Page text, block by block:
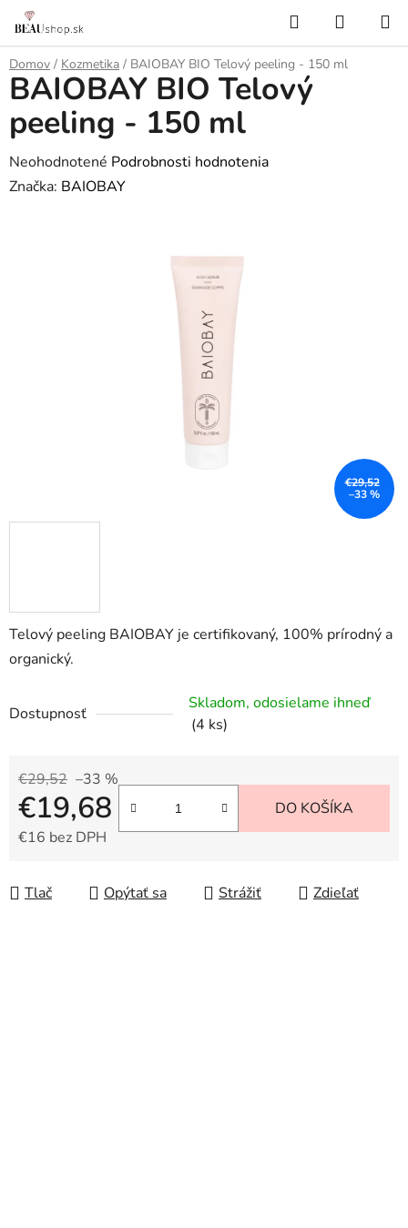
Prejsť
obsah
Hľadať
KOŠÍK
Domov / Kozmetika / BAIOBAY BIO Telový peeling - 150 ml
Telový peeling BAIOBAY je certifikovaný, 100% prírodný a
organický.
Dostupnosť
Skladom, odosielame ihneď
(4 ks)
€29,52 –33 %
€19,68
€16 bez DPH
DO KOŠÍKA
Tlač Opýtať sa Strážiť Zdieľať
BAIOBAY BIO Telový
peeling - 150 ml
Priemerné
hodnotenie
Neohodnotené Podrobnosti hodnotenia
Značka: BAIOBAY
€29,52
–33 %